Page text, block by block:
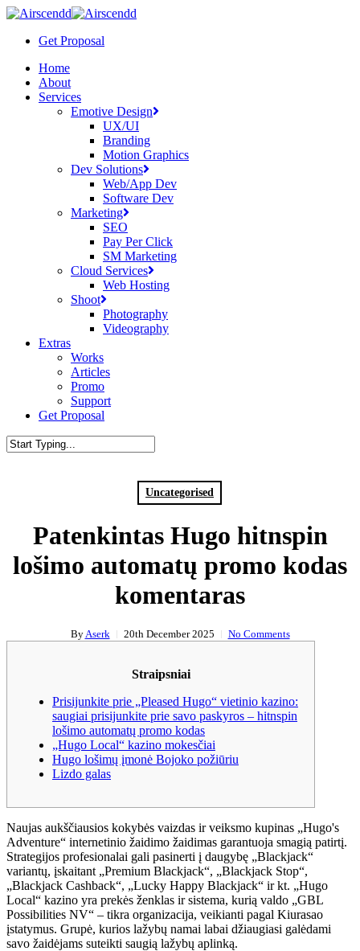
Skip
main
Get Proposal
Menu
Home
About
Services
Emotive Design
UX/UI
Branding
Motion Graphics
Dev Solutions
Web/App Dev
Software Dev
Marketing
SEO
Pay Per Click
SM Marketing
Cloud Services
Web Hosting
Shoot
Photography
Videography
Extras
Works
Articles
Promo
Support
Get Proposal
Uncategorised
Patenkintas Hugo hitnspin
lošimo automatų promo kodas
komentaras
ByAserk 20th December 2025 No Comments
Straipsniai
Prisijunkite prie „Pleased Hugo“ vietinio kazino:
saugiai prisijunkite prie savo paskyros – hitnspin
lošimo automatų promo kodas
„Hugo Local“ kazino mokesčiai
Hugo lošimų įmonė Bojoko požiūriu
Lizdo galas
Naujas aukščiausios kokybės vaizdas ir veiksmo kupinas „Hugo's
Adventure“ internetinio žaidimo žaidimas garantuoja smagią patirtį.
Strategijos profesionalai gali pasinerti į daugybę „Blackjack“
variantų, įskaitant „Premium Blackjack“, „Blackjack Stop“,
„Blackjack Cashback“, „Lucky Happy Blackjack“ ir kt. „Hugo
Local“ kazino yra prekės ženklas ir sistema, kurią valdo „GBL
Possibilities NV“ – tikra organizacija, veikianti pagal Kiurasao
įstatymus. Grupė, kurios lažybų namai labai džiaugiasi galėdami
savo žaidėjams suteikti saugią lažybų aplinką.